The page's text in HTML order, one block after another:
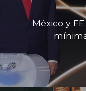
México y